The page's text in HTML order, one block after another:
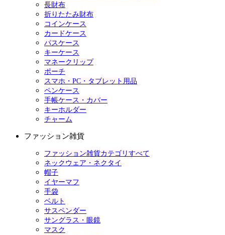
長財布
折りたたみ財布
コインケース
カードケース
パスケース
キーケース
マネークリップ
ポーチ
スマホ・PC・タブレット用品
ペンケース
手帳ケース・カバー
キーホルダー
チャーム
ファッション雑貨
ファッション雑貨カテゴリすべて
ネックウェア・ネクタイ
帽子
イヤーマフ
手袋
ベルト
サスペンダー
サングラス・眼鏡
マスク